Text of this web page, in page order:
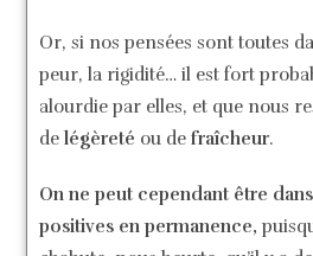
Or, si nos pensées sont toutes
peur, la rigidité… il est fort
alourdie par elles, et que nous
delégèreté ou defraîcheur.
On ne peut cependant être
positives en permanence,